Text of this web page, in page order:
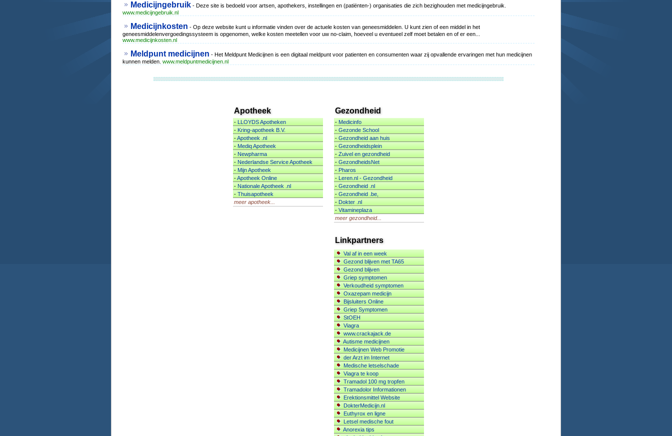
Medicijngebruik - Deze site is bedoeld voor artsen, apothekers, instellingen en (patiënten-) organisaties die zich bezighouden met medicijngebruik.
www.medicijngebruik.nl
Medicijnkosten - Op deze website kunt u informatie vinden over de actuele kosten van geneesmiddelen. U kunt zien of een middel in het
geneesmiddelenvergoedingssysteem is opgenomen, welke kosten meetellen voor uw no-claim, hoeveel u eventueel zelf moet betalen en of er een...
www.medicijnkosten.nl
Meldpunt medicijnen - Het Meldpunt Medicijnen is een digitaal meldpunt voor patienten en consumenten waar zij opvallende ervaringen met hun medicijnen
kunnen melden. www.meldpuntmedicijnen.nl
Apotheek
-LLOYDS Apotheken
-Kring-apotheek B.V.
-Apotheek .nl
-Mediq Apotheek
-Newpharma
-Nederlandse Service Apotheek
-Mijn Apotheek
-Apotheek Online
-Nationale Apotheek .nl
-Thuisapotheek
meer apotheek...
Gezondheid
-Medicinfo
-Gezonde School
-Gezondheid aan huis
-Gezondheidsplein
-Zuivel en gezondheid
-GezondheidsNet
-Pharos
-Leren.nl - Gezondheid
-Gezondheid .nl
-Gezondheid .be,
-Dokter .nl
-Vitamineplaza
meer gezondheid...
Linkpartners
Val af in een week
Gezond blijven met TA65
Gezond blijven
Griep symptomen
Verkoudheid symptomen
Oxazepam medicijn
Bijsluiters Online
Griep Symptomen
StOEH
Viagra
www.crackajack.de
Autisme medicijnen
Medicijnen Web Promotie
der Arzt im Internet
Medische letselschade
Viagra te koop
Tramadol 100 mg tropfen
Tramadolor Informationen
Erektionsmittel Website
DokterMedicijn.nl
Euthyrox en ligne
Letsel medische fout
Anorexia tips